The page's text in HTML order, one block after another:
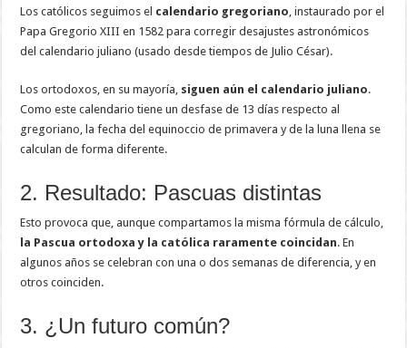
Los católicos seguimos el calendario gregoriano, instaurado por el
Papa Gregorio XIII en 1582 para corregir desajustes astronómicos
del calendario juliano (usado desde tiempos de Julio César).
Los ortodoxos, en su mayoría, siguen aún el calendario juliano.
Como este calendario tiene un desfase de 13 días respecto al
gregoriano, la fecha del equinoccio de primavera y de la luna llena se
calculan de forma diferente.
2. Resultado: Pascuas distintas
Esto provoca que, aunque compartamos la misma fórmula de cálculo,
la Pascua ortodoxa y la católica raramente coincidan. En
algunos años se celebran con una o dos semanas de diferencia, y en
otros coinciden.
3. ¿Un futuro común?